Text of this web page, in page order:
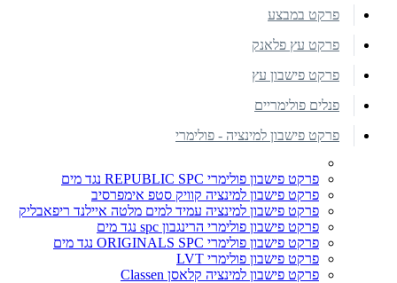
פרקט במבצע
פרקט עץ פלאנק
פרקט פישבון עץ
פנלים פולימריים
פרקט פישבון למינציה - פולימרי
פרקט פישבון פולימרי REPUBLIC SPC נגד מים
פרקט פישבון למינציה קוויק סטפ אימפרסיב
פרקט פישבון למינציה עמיד למים מלטה איילנד ריפאבליק
פרקט פישבון פולימרי הרינגבון spc נגד מים
פרקט פישבון פולימרי ORIGINALS SPC נגד מים
פרקט פישבון פולימרי LVT
פרקט פישבון למינציה קלאסן Classen